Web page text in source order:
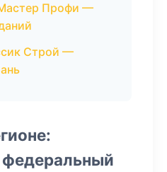
Профи —
Строй —